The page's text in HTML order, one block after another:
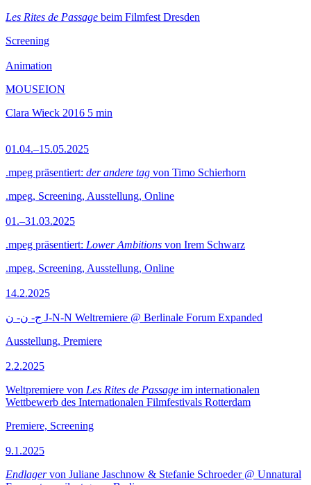
Les Rites de Passage beim Filmfest Dresden
Screening
Animation
MOUSEION
Clara Wieck 2016 5 min
01.04.–15.05.2025
.mpeg präsentiert: der andere tag von Timo Schierhorn
.mpeg, Screening, Ausstellung, Online
01.–31.03.2025
.mpeg präsentiert: Lower Ambitions von Irem Schwarz
.mpeg, Screening, Ausstellung, Online
14.2.2025
ج- ن- ن J-N-N Weltremiere @ Berlinale Forum Expanded
Ausstellung, Premiere
2.2.2025
Weltpremiere von Les Rites de Passage im internationalen
Wettbewerb des Internationalen Filmfestivals Rotterdam
Premiere, Screening
9.1.2025
Endlagervon Juliane Jaschnow & Stefanie Schroeder @ Unnatural